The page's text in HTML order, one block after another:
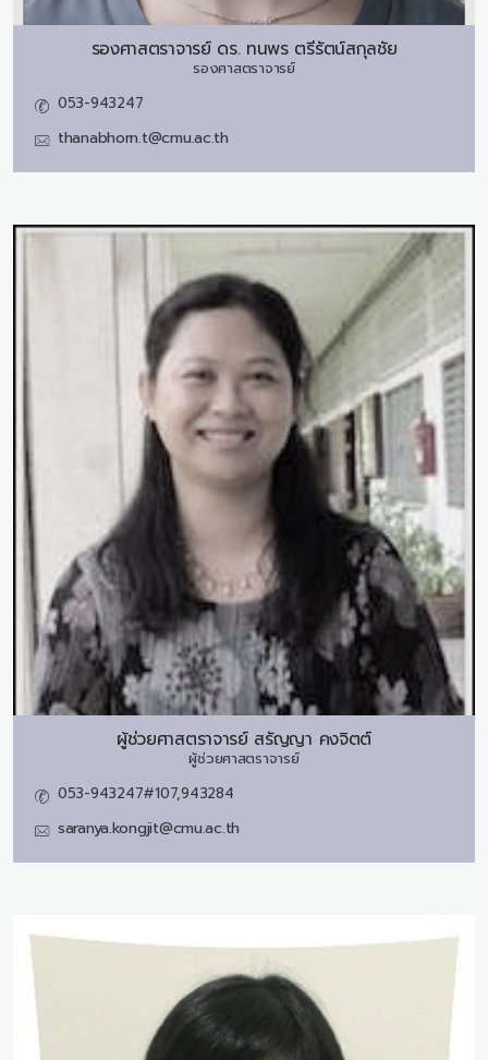
รองศาสตราจารย์ ดร. ทนพร ตรีรัตน์สกุลชัย
รองศาสตราจารย์
053-943247
thanabhorn.t@cmu.ac.th
ผู้ช่วยศาสตราจารย์ สรัญญา คงจิตต์
ผู้ช่วยศาสตราจารย์
053-943247#107,943284
saranya.kongjit@cmu.ac.th